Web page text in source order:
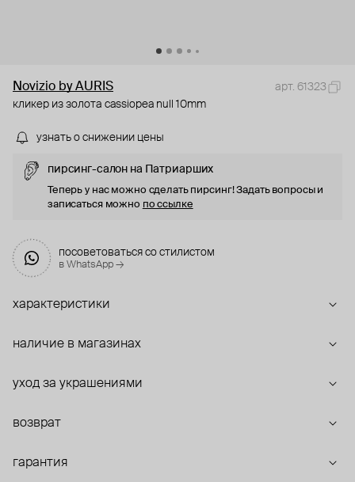
Novizio by AURIS
арт. 61323
кликер из золота cassiopea null 10mm
узнать о снижении цены
пирсинг-салон на Патриарших
Теперь у нас можно сделать пирсинг! Задать вопросы и
записаться можно по ссылке
посоветоваться со стилистом
в WhatsApp →
характеристики
наличие в магазинах
уход за украшениями
возврат
гарантия